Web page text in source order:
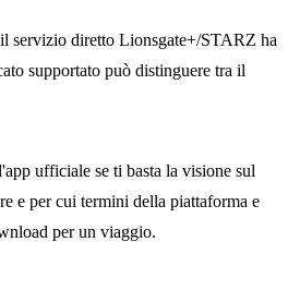
servizio diretto Lionsgate+/STARZ ha
supportato può distinguere tra il
ufficiale se ti basta la visione sul
e per cui termini della piattaforma e
per un viaggio.